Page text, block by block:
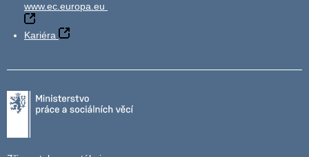
www.ec.europa.eu
Kariéra